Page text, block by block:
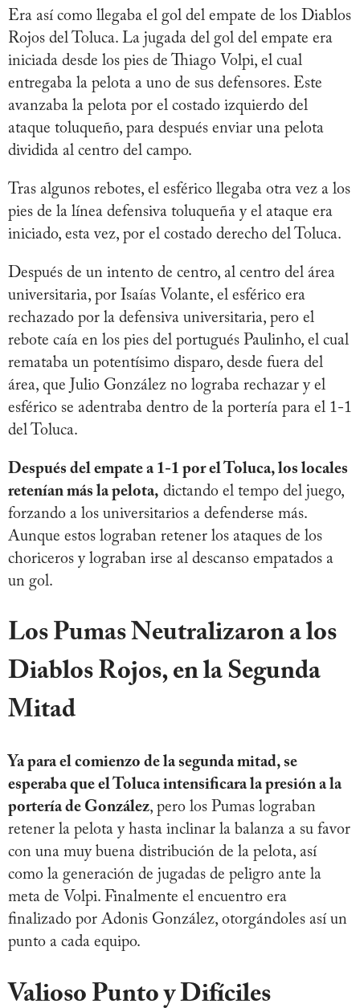
Era así como llegaba el gol del empate de los Diablos
Rojos del Toluca. La jugada del gol del empate era
iniciada desde los pies de Thiago Volpi, el cual
entregaba la pelota a uno de sus defensores. Este
avanzaba la pelota por el costado izquierdo del
ataque toluqueño, para después enviar una pelota
dividida al centro del campo.
Tras algunos rebotes, el esférico llegaba otra vez a los
pies de la línea defensiva toluqueña y el ataque era
iniciado, esta vez, por el costado derecho del Toluca.
Después de un intento de centro, al centro del área
universitaria, por Isaías Volante, el esférico era
rechazado por la defensiva universitaria, pero el
rebote caía en los pies del portugués Paulinho, el cual
remataba un potentísimo disparo, desde fuera del
área, que Julio González no lograba rechazar y el
esférico se adentraba dentro de la portería para el 1-1
del Toluca.
Después del empate a 1-1 por el Toluca, los locales
retenían más la pelota, dictando el tempo del juego,
forzando a los universitarios a defenderse más.
Aunque estos lograban retener los ataques de los
choriceros y lograban irse al descanso empatados a
un gol.
Los Pumas Neutralizaron a los
Diablos Rojos, en la Segunda
Mitad
Ya para el comienzo de la segunda mitad, se
esperaba que el Toluca intensificara la presión a la
portería de González, pero los Pumas lograban
retener la pelota y hasta inclinar la balanza a su favor
con una muy buena distribución de la pelota, así
como la generación de jugadas de peligro ante la
meta de Volpi. Finalmente el encuentro era
finalizado por Adonis González, otorgándoles así un
punto a cada equipo.
Valioso Punto y Difíciles